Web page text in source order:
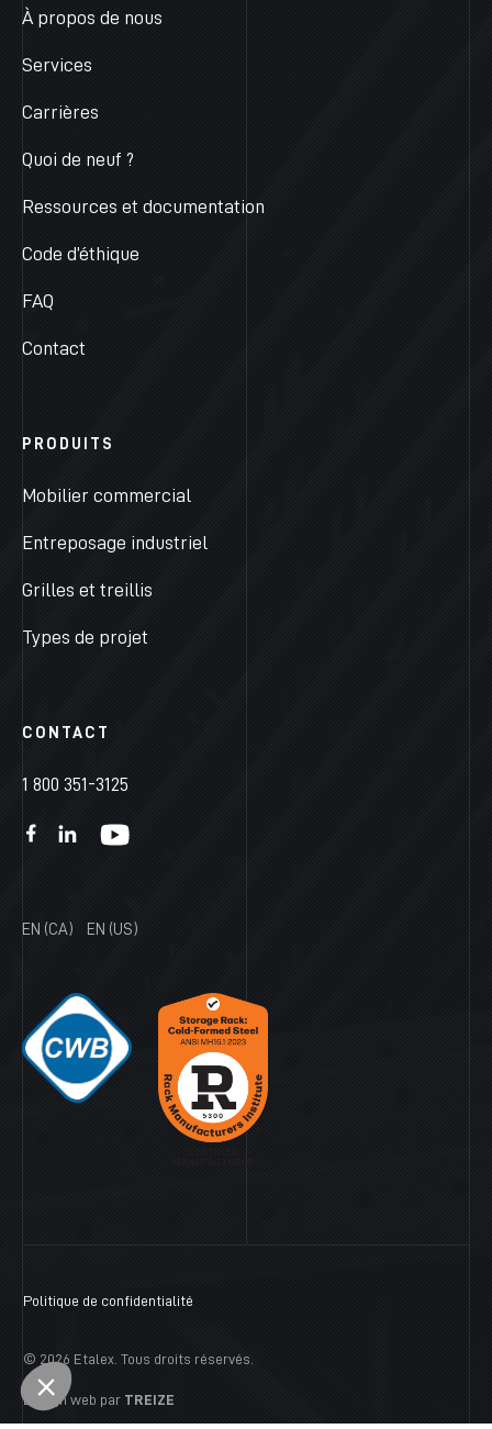
À propos de nous
Services
Carrières
Quoi de neuf ?
Ressources et documentation
Code d’éthique
FAQ
Contact
PRODUITS
Mobilier commercial
Entreposage industriel
Grilles et treillis
Types de projet
CONTACT
1 800 351-3125
EN (CA) EN (US)
Politique de confidentialité
© 2026 Etalex. Tous droits réservés.
Design web par TREIZE